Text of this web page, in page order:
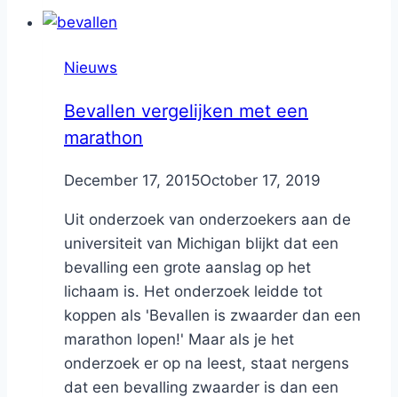
Nieuws
Bevallen vergelijken met een
marathon
ByNicole
December 17, 2015October 17, 2019
Uit onderzoek van onderzoekers aan de
universiteit van Michigan blijkt dat een
bevalling een grote aanslag op het
lichaam is. Het onderzoek leidde tot
koppen als 'Bevallen is zwaarder dan een
marathon lopen!' Maar als je het
onderzoek er op na leest, staat nergens
dat een bevalling zwaarder is dan een